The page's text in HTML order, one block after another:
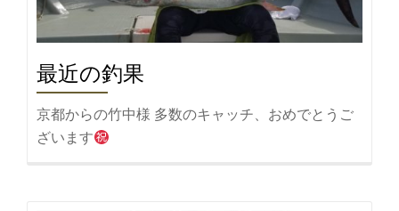
最近の釣果
京都からの竹中様 多数のキャッチ、おめでとうご
ざいます